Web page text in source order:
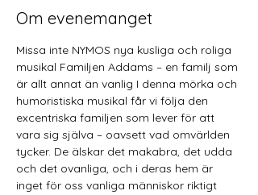
Om evenemanget
Missa inte NYMOS nya kusliga och roliga
musikal Familjen Addams – en familj som
är allt annat än vanlig I denna mörka och
humoristiska musikal får vi följa den
excentriska familjen som lever för att
vara sig själva – oavsett vad omvärlden
tycker. De älskar det makabra, det udda
och det ovanliga, och i deras hem är
inget för oss vanliga människor riktigt